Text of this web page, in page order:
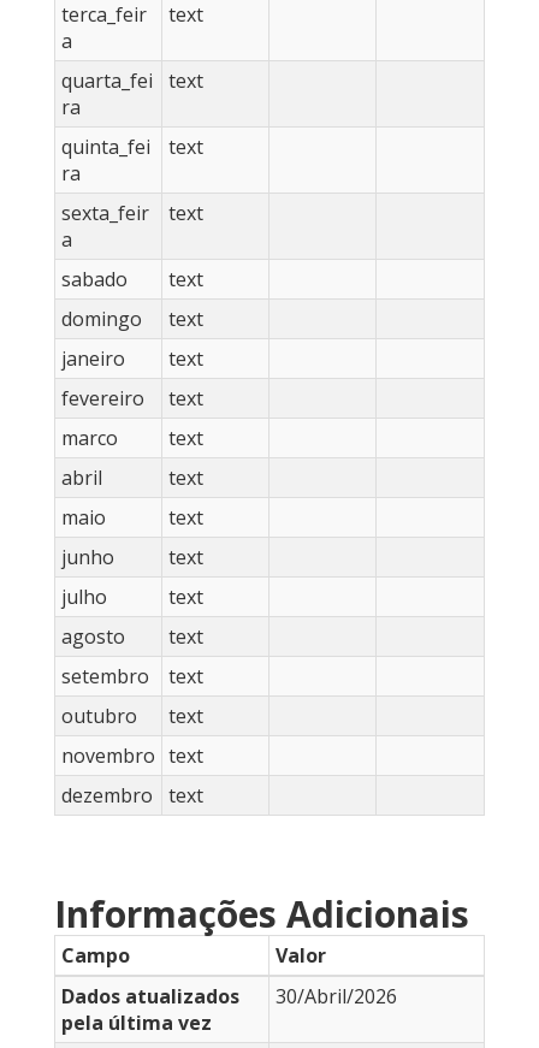
terca_feir
a
text
quarta_fei
ra
text
quinta_fei
ra
text
sexta_feir
a
text
sabado
text
domingo
text
janeiro
text
fevereiro
text
marco
text
abril
text
maio
text
junho
text
julho
text
agosto
text
setembro
text
outubro
text
novembro text
dezembro
text
Informações Adicionais
Campo
Valor
Dados atualizados
pela última vez
30/Abril/2026